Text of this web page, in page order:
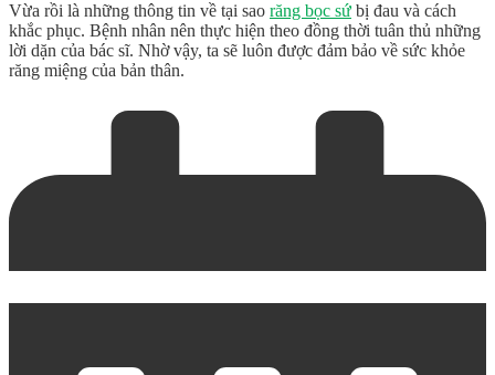
Vừa rồi là những thông tin về tại sao răng bọc sứ bị đau và cách
khắc phục. Bệnh nhân nên thực hiện theo đồng thời tuân thủ những
lời dặn của bác sĩ. Nhờ vậy, ta sẽ luôn được đảm bảo về sức khỏe
răng miệng của bản thân.